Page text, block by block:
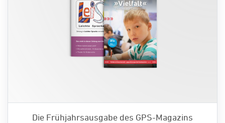
Die Frühjahrsausgabe des GPS-Magazins